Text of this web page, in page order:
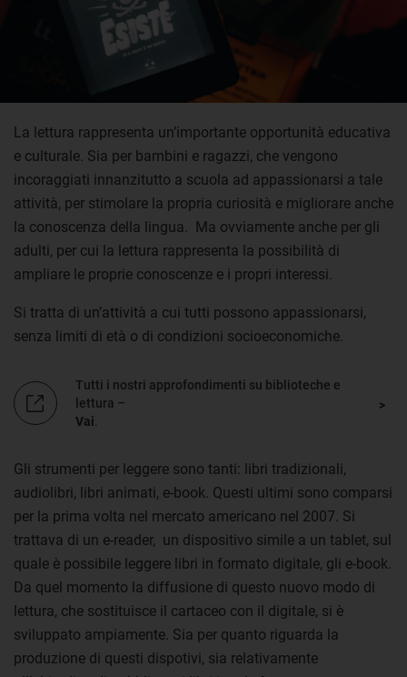
La lettura rappresenta un’importante opportunità educativa
e culturale. Sia per bambini e ragazzi, che vengono
incoraggiati innanzitutto a scuola ad appassionarsi a tale
attività, per stimolare la propria curiosità e migliorare anche
la conoscenza della lingua. Ma ovviamente anche per gli
adulti, per cui la lettura rappresenta la possibilità di
ampliare le proprie conoscenze e i propri interessi.
Si tratta di un’attività a cui tutti possono appassionarsi,
senza limiti di età o di condizioni socioeconomiche.
Tutti i nostri approfondimenti su biblioteche e
lettura –
Vai
Gli strumenti per leggere sono tanti: libri tradizionali,
audiolibri, libri animati, e-book. Questi ultimi sono comparsi
per la prima volta nel mercato americano nel 2007. Si
trattava di un e-reader, un dispositivo simile a un tablet, sul
quale è possibile leggere libri in formato digitale, gli e-book.
Da quel momento la diffusione di questo nuovo modo di
lettura, che sostituisce il cartaceo con il digitale, si è
sviluppato ampiamente. Sia per quanto riguarda la
produzione di questi dispotivi, sia relativamente